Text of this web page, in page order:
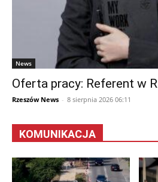
News
Oferta pracy: Referent w
Rzeszów News - 8 sierpnia 2026 06:11
KOMUNIKACJA